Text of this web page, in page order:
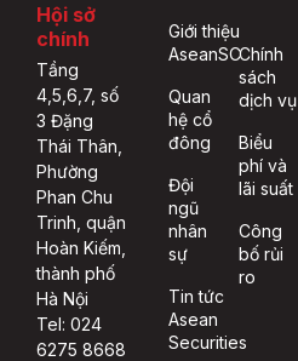
Hội sở
chính
Tầng
4,5,6,7, số
3 Đặng
Thái Thân,
Phường
Phan Chu
Trinh, quận
Hoàn Kiếm,
thành phố
Hà Nội
Tel: 024
6275 8668
Giới thiệu
AseanSC
Quan
hệ cổ
đông
Đội
ngũ
nhân
sự
Tin tức
Asean
Securities
Chính
sách
dịch vụ
Biểu
phí và
lãi suất
Công
bố rủi
ro